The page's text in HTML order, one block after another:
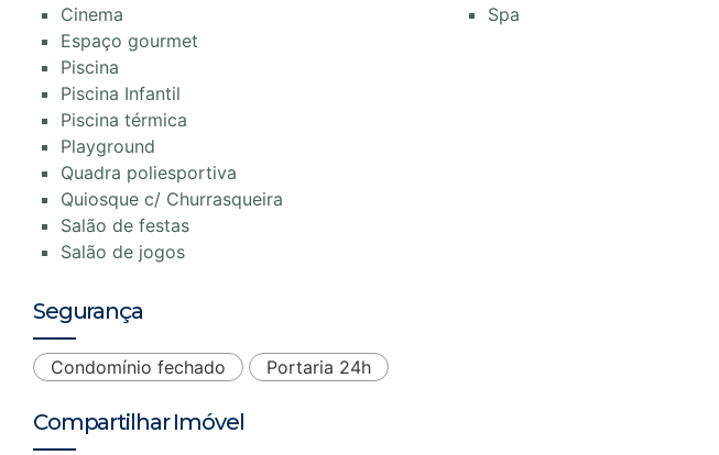
Cinema
Espaço gourmet
Piscina
Piscina Infantil
Piscina térmica
Playground
Quadra poliesportiva
Quiosque c/ Churrasqueira
Salão de festas
Salão de jogos
Spa
Segurança
Condomínio fechado Portaria 24h
Compartilhar Imóvel